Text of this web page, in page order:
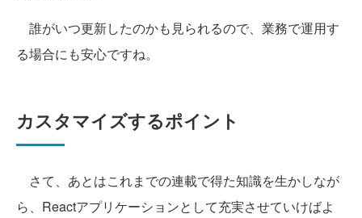
誰がいつ更新したのかも見られるので、業務で運用す
る場合にも安心ですね。
カスタマイズするポイント
さて、あとはこれまでの連載で得た知識を生かしなが
ら、Reactアプリケーションとして充実させていけばよ